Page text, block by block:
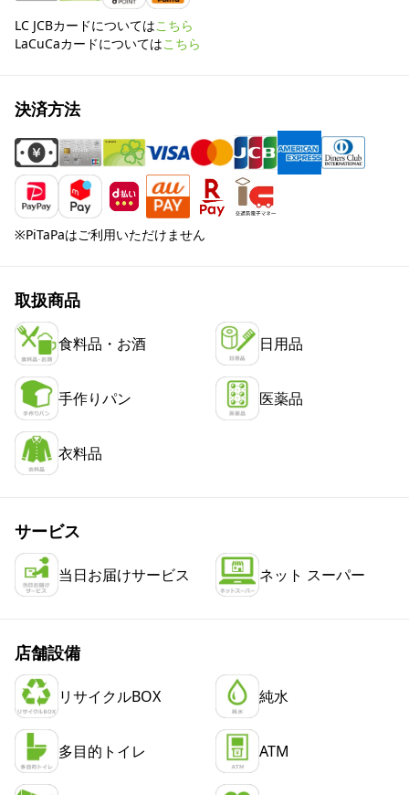
LC JCBカードについてはこちら
LaCuCaカードについてはこちら
決済方法
※PiTaPaはご利用いただけません
取扱商品
食料品・お酒 日用品
手作りパン 医薬品
衣料品
サービス
当日お届けサービス ネット スーパー
店舗設備
リサイクルBOX 純水
多目的トイレ ATM